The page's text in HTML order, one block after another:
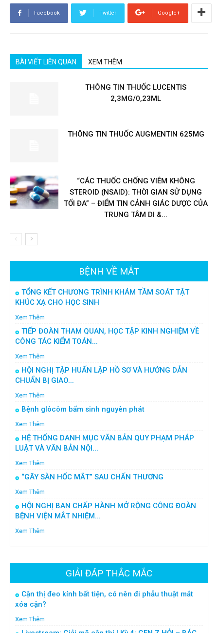
Facebook Twitter Google+
BÀI VIẾT LIÊN QUAN XEM THÊM
THÔNG TIN THUỐC LUCENTIS
2,3MG/0,23ML
THÔNG TIN THUỐC AUGMENTIN 625MG
“CÁC THUỐC CHỐNG VIÊM KHÔNG
STEROID (NSAID): THỜI GIAN SỬ DỤNG
TỐI ĐA” – ĐIỂM TIN CẢNH GIÁC DƯỢC CỦA
TRUNG TÂM DI &...
BỆNH VỀ MẮT
TỔNG KẾT CHƯƠNG TRÌNH KHÁM TẦM SOÁT TẬT
KHÚC XẠ CHO HỌC SINH
Xem Thêm
TIẾP ĐOÀN THAM QUAN, HỌC TẬP KINH NGHIỆM VỀ
CÔNG TÁC KIỂM TOÁN...
Xem Thêm
HỘI NGHỊ TẬP HUẤN LẬP HỒ SƠ VÀ HƯỚNG DẪN
CHUẨN BỊ GIAO...
Xem Thêm
Bệnh glôcôm bẩm sinh nguyên phát
Xem Thêm
HỆ THỐNG DANH MỤC VĂN BẢN QUY PHẠM PHÁP
LUẬT VÀ VĂN BẢN NỘI...
Xem Thêm
“GÃY SÀN HỐC MẮT” SAU CHẤN THƯƠNG
Xem Thêm
HỘI NGHỊ BAN CHẤP HÀNH MỞ RỘNG CÔNG ĐOÀN
BỆNH VIỆN MẮT NHIỆM...
Xem Thêm
GIẢI ĐÁP THẮC MẮC
Cận thị đeo kính bất tiện, có nên đi phẫu thuật mắt
xóa cận?
Xem Thêm